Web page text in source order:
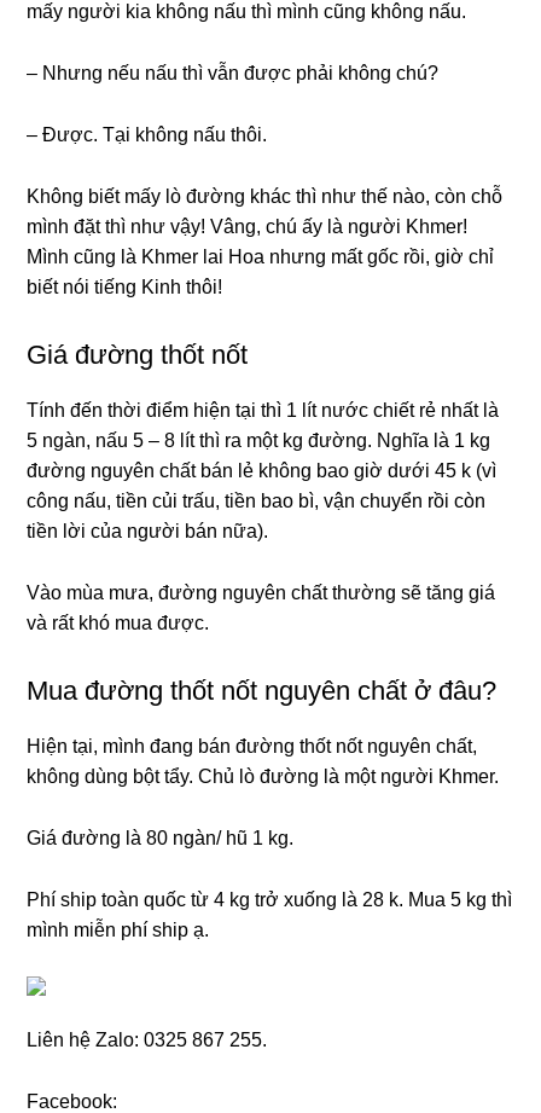
mấy người kia không nấu thì mình cũng không nấu.
– Nhưng nếu nấu thì vẫn được phải không chú?
– Được. Tại không nấu thôi.
Không biết mấy lò đường khác thì như thế nào, còn chỗ
mình đặt thì như vậy! Vâng, chú ấy là người Khmer!
Mình cũng là Khmer lai Hoa nhưng mất gốc rồi, giờ chỉ
biết nói tiếng Kinh thôi!
Giá đường thốt nốt
Tính đến thời điểm hiện tại thì 1 lít nước chiết rẻ nhất là
5 ngàn, nấu 5 – 8 lít thì ra một kg đường. Nghĩa là 1 kg
đường nguyên chất bán lẻ không bao giờ dưới 45 k (vì
công nấu, tiền củi trấu, tiền bao bì, vận chuyển rồi còn
tiền lời của người bán nữa).
Vào mùa mưa, đường nguyên chất thường sẽ tăng giá
và rất khó mua được.
Mua đường thốt nốt nguyên chất ở đâu?
Hiện tại, mình đang bán đường thốt nốt nguyên chất,
không dùng bột tẩy. Chủ lò đường là một người Khmer.
Giá đường là 80 ngàn/ hũ 1 kg.
Phí ship toàn quốc từ 4 kg trở xuống là 28 k. Mua 5 kg thì
mình miễn phí ship ạ.
Liên hệ Zalo: 0325 867 255.
Facebook: